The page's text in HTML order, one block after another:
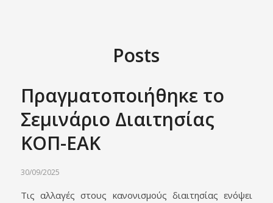
Posts
Πραγματοποιήθηκε το
Σεμινάριο Διαιτησίας
ΚΟΠ-ΕΑΚ
30/09/2025
Τις αλλαγές στους κανονισμούς διαιτησίας ενόψει